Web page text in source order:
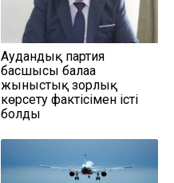
Аудандық партия
басшысы балаға
жыныстық зорлық
көрсету фактісімен істі
болды